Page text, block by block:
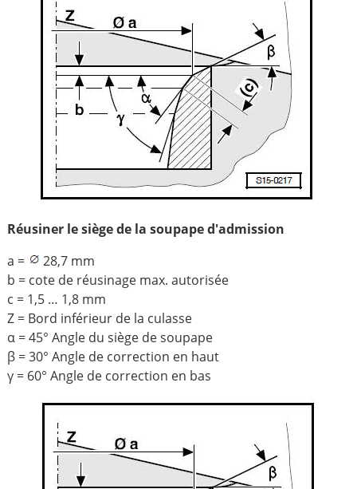
Réusiner le siège de la soupape d'admission
a =
28,7 mm
b = cote de réusinage max. autorisée
c = 1,5 … 1,8 mm
Z = Bord inférieur de la culasse
α = 45° Angle du siège de soupape
β = 30° Angle de correction en haut
γ = 60° Angle de correction en bas